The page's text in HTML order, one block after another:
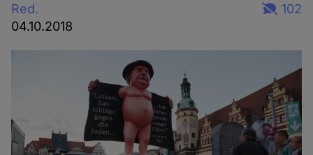
Red.
04.10.2018
102